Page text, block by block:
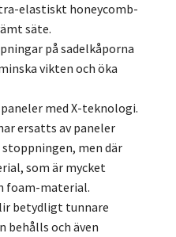
elastiskt honeycomb-
säte.
på sadelkåporna
vikten och öka
med X-teknologi.
ersatts av paneler
stoppningen, men där
som är mycket
foam-material.
betydligt tunnare
och även